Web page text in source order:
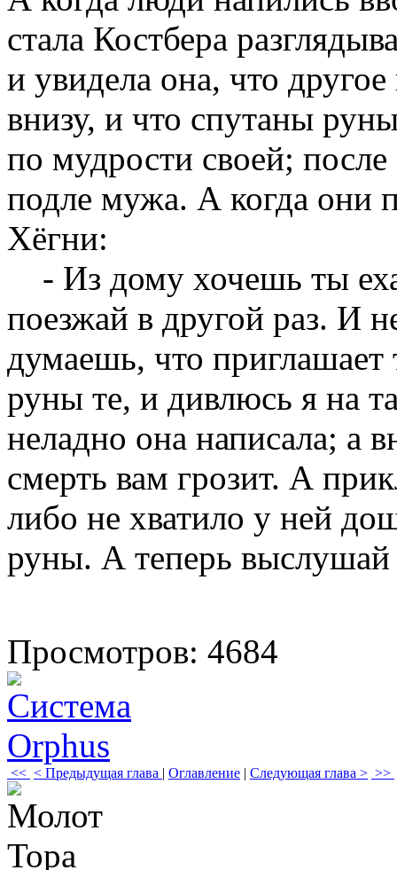
стала Костбера
и увидела она, что
внизу, и что спутаны
по мудрости своей; после
подле мужа. А когда они
Хёгни:
- Из дому хочешь ты
поезжай в другой раз. И
думаешь, что приглашает
руны те, и дивлюсь я на
неладно она написала; а
смерть вам грозит. А
либо не хватило у ней
руны. А теперь
Просмотров: 4684
<< < Предыдущая глава | Оглавление | Следующая глава > >>